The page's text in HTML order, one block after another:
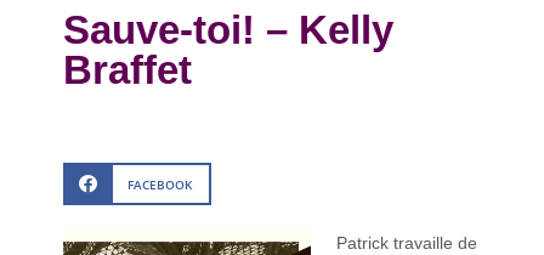
Sauve-toi! – Kelly
Braffet
FACEBOOK
Patrick travaille de